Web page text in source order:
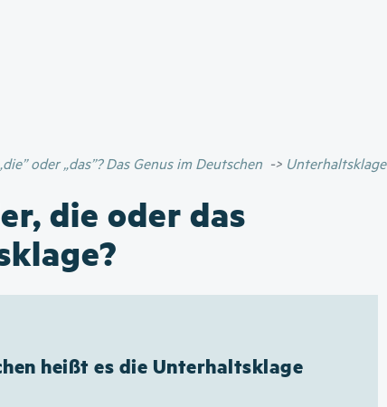
oder „das”? Das Genus im Deutschen Unterhaltsklage
die oder das
heißt es die Unterhaltsklage